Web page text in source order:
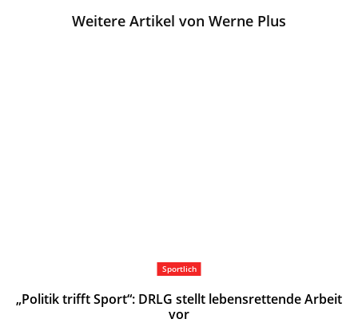
Weitere Artikel von Werne Plus
Sportlich
„Politik trifft Sport“: DRLG stellt lebensrettende Arbeit
vor